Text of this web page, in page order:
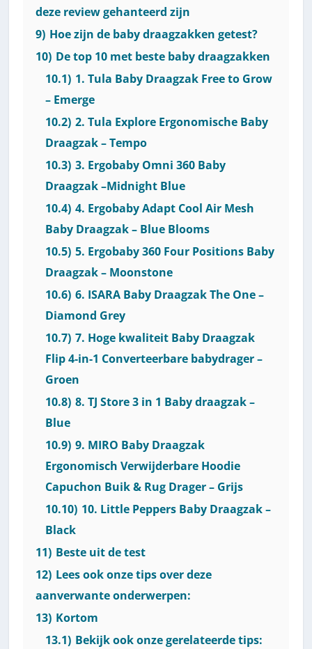
deze review gehanteerd zijn
9) Hoe zijn de baby draagzakken getest?
10) De top 10 met beste baby draagzakken
10.1) 1. Tula Baby Draagzak Free to Grow
– Emerge
10.2) 2. Tula Explore Ergonomische Baby
Draagzak – Tempo
10.3) 3. Ergobaby Omni 360 Baby
Draagzak –Midnight Blue
10.4) 4. Ergobaby Adapt Cool Air Mesh
Baby Draagzak – Blue Blooms
10.5) 5. Ergobaby 360 Four Positions Baby
Draagzak – Moonstone
10.6) 6. ISARA Baby Draagzak The One –
Diamond Grey
10.7) 7. Hoge kwaliteit Baby Draagzak
Flip 4-in-1 Converteerbare babydrager –
Groen
10.8) 8. TJ Store 3 in 1 Baby draagzak –
Blue
10.9) 9. MIRO Baby Draagzak
Ergonomisch Verwijderbare Hoodie
Capuchon Buik & Rug Drager – Grijs
10.10) 10. Little Peppers Baby Draagzak –
Black
11) Beste uit de test
12) Lees ook onze tips over deze
aanverwante onderwerpen:
13) Kortom
13.1) Bekijk ook onze gerelateerde tips: